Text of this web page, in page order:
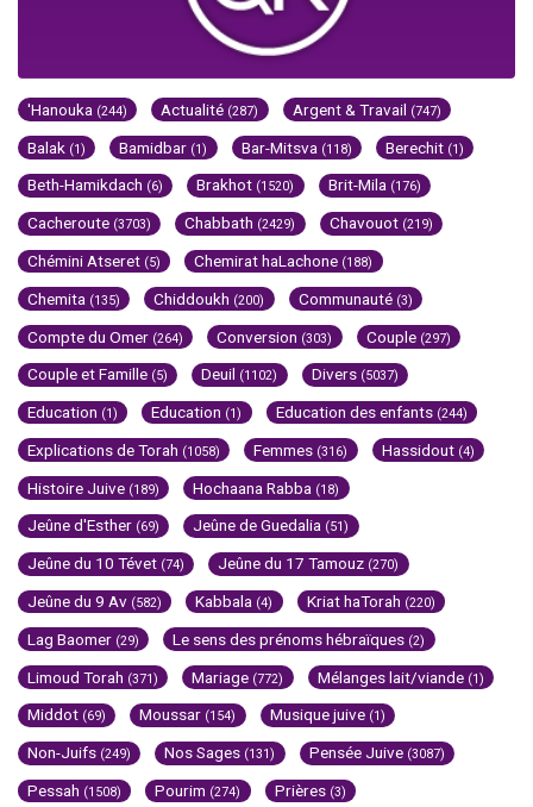
'Hanouka (244) Actualité (287) Argent & Travail (747)
Balak (1) Bamidbar (1) Bar-Mitsva (118) Berechit (1)
Beth-Hamikdach (6) Brakhot (1520) Brit-Mila (176)
Cacheroute (3703) Chabbath (2429) Chavouot (219)
Chémini Atseret (5) Chemirat haLachone (188)
Chemita (135) Chiddoukh (200) Communauté (3)
Compte du Omer (264) Conversion (303) Couple (297)
Couple et Famille (5) Deuil (1102) Divers (5037)
Education (1) Education (1) Education des enfants (244)
Explications de Torah (1058) Femmes (316) Hassidout (4)
Histoire Juive (189) Hochaana Rabba (18)
Jeûne d'Esther (69) Jeûne de Guedalia (51)
Jeûne du 10 Tévet (74) Jeûne du 17 Tamouz (270)
Jeûne du 9 Av (582) Kabbala (4) Kriat haTorah (220)
Lag Baomer (29) Le sens des prénoms hébraïques (2)
Limoud Torah (371) Mariage (772) Mélanges lait/viande (1)
Middot (69) Moussar (154) Musique juive (1)
Non-Juifs (249) Nos Sages (131) Pensée Juive (3087)
Pessah (1508) Pourim (274) Prières (3)